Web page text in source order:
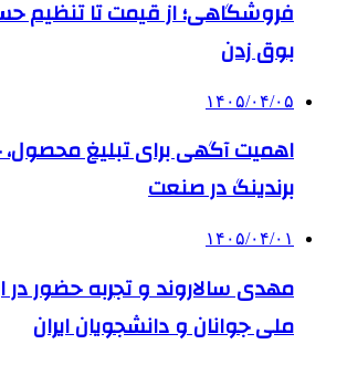
فروشگاهی؛ از قیمت تا تنظیم
بوق زدن
۱۴۰۵/۰۴/۰۵
اهمیت آگهی برای تبلیغ
برندینگ در صنعت
۱۴۰۵/۰۴/۰۱
مهدی سالاروند و تجربه حضور در
ملی جوانان و دانشجویان ایران